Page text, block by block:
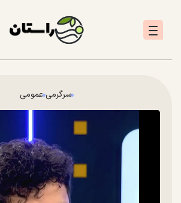
سرگرمی عمومی